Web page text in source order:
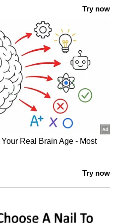
നിര്‍വീര്യമായ
മാത്രമല്ല.
കൗണ്‍സിലിംഗ്
സംസാരിക്കാന്‍
ആളുകളോട്
എന്ന് തന്റെ
നേരത്തെ താരം
ഉണ്ടാവുമോ?